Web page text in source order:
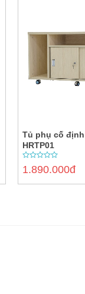
Tủ phụ cố
HRTP01
0
out
1.890.000đ